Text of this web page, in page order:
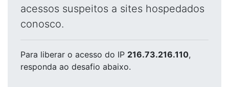
acessos suspeitos a sites hospedados
conosco.
Para liberar o acesso do IP 216.73.216.110,
responda ao desafio abaixo.